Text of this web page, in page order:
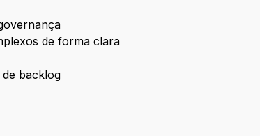
de forma clara
backlog